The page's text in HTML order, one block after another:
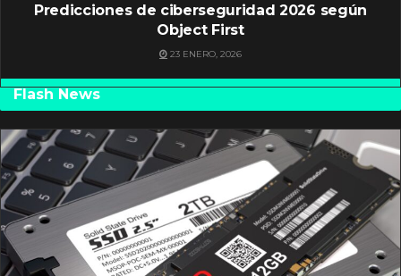
Predicciones de ciberseguridad 2026 según
Object First
23 ENERO, 2026
Flash News